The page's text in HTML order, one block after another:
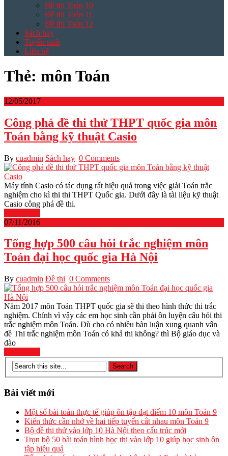
Đề thi Toán 10
Đề thi Toán 11
Đề thi Toán 12
Sách hay
Tuyển sinh
Liên hệ
Thẻ: môn Toán
12/05/2017
Công phá đề thi thử THPT quốc gia môn
Toán bằng kỹ thuật Casio
By cuadmin Sách hay 0 Comments
Máy tính Casio có tác dụng rất hiệu quả trong việc giải Toán trắc
nghiệm cho kì thi thi THPT Quốc gia. Dưới đây là tài liệu kỹ thuật
Casio công phá đề thi.
07/11/2016
Tổng hợp 500 câu hỏi trắc nghiệm môn
Toán đại học quốc gia Hà Nội
By cuadmin Đề thi 0 Comments
Năm 2017 môn Toán THPT quốc gia sẽ thi theo hình thức thi trắc
nghiệm. Chính vì vậy các em học sinh cần phải ôn luyện câu hỏi thi
trắc nghiệm môn Toán. Dù cho có nhiều bàn luận xung quanh vấn
đề Thi trắc nghiệm môn Toán có khả thi không? thì Bộ giáo dục và
đào
Bài viết mới
Một số bài toán thực tế giúp ôn tập đạt điểm 10 môn Toán 9
Kiến thức cần nhớ về hai tiếp tuyến cắt nhau môn Toán 9
Bộ đề thi thử vào lớp 10 Hà Nội theo cấu trúc mới
Trọn bộ 50 bài toán hình học thi vào lớp 10 giúp học sinh ôn
tập hiệu quả